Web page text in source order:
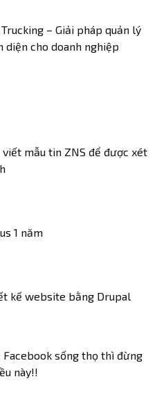
– Giải pháp quản lý
diện cho doanh nghiệp
mẫu tin ZNS để được xét
1 năm
kế website bằng Drupal
Facebook sống thọ thì đừng
này!!